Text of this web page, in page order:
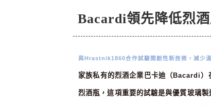
Bacardi領先降低烈
與Hrastnik1860合作試驗開創性新技術，減少
家族私有的烈酒企業巴卡迪（ Bacardi ）
烈酒瓶，這項重要的試驗是與優質玻璃製